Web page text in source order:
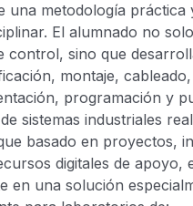
una metodología práctica
El alumnado no
control, sino que
montaje, cableado,
programación y
sistemas industriales
basado en proyectos,
digitales de apoyo,
en una solución